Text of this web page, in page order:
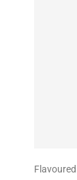
Flavoured